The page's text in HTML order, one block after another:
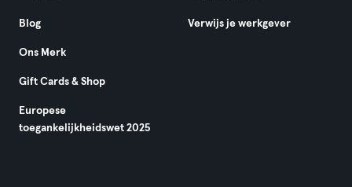
Blog
Ons Merk
Gift Cards & Shop
Europese
toegankelijkheidswet 2025
Verwijs je werkgever